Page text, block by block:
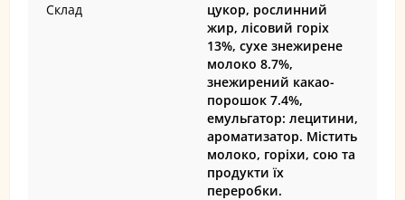
Склад
цукор, рослинний
жир, лісовий горіх
13%, сухе знежирене
молоко 8.7%,
знежирений какао-
порошок 7.4%,
емульгатор: лецитини,
ароматизатор. Містить
молоко, горіхи, сою та
продукти їх
переробки.